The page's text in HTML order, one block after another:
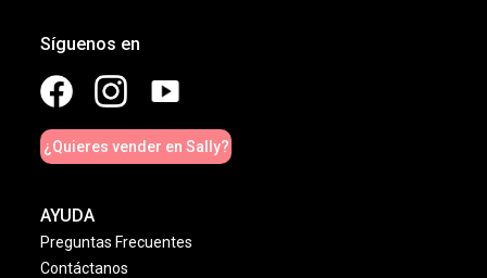
Síguenos en
¿Quieres vender en Sally?
AYUDA
Preguntas Frecuentes
Contáctanos